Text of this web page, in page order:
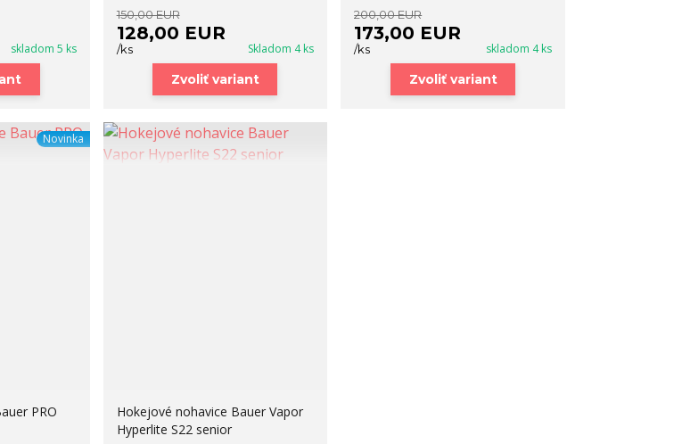
skladom 5 ks
150,00 EUR
128,00 EUR
/ks Skladom 4 ks
Zvoliť variant
200,00 EUR
173,00 EUR
/ks skladom 4 ks
Zvoliť variant
Novinka
PRO
Hokejové nohavice Bauer Vapor
Hyperlite S22 senior